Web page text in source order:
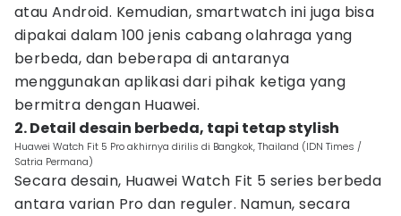
atau Android. Kemudian, smartwatch ini juga bisa
dipakai dalam 100 jenis cabang olahraga yang
berbeda, dan beberapa di antaranya
menggunakan aplikasi dari pihak ketiga yang
bermitra dengan Huawei.
2. Detail desain berbeda, tapi tetap stylish
Huawei Watch Fit 5 Pro akhirnya dirilis di Bangkok, Thailand (IDN Times /
Satria Permana)
Secara desain, Huawei Watch Fit 5 series berbeda
antara varian Pro dan reguler. Namun, secara